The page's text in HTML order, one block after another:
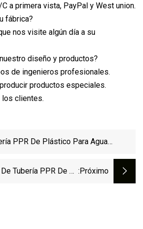
a primera vista, PayPal y West union.
fábrica?
nos visite algún día a su
diseño y productos?
de ingenieros profesionales.
productos especiales.
los clientes.
PPR De Plástico Para Agua
Tubería PPR De 25 :próximo